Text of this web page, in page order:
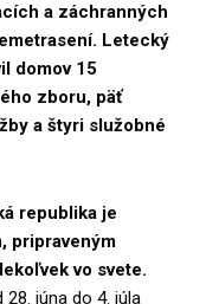
a záchranných
Letecký
domov 15
zboru, päť
a štyri služobné
republika je
pripraveným
vo svete.
júna do 4. júla